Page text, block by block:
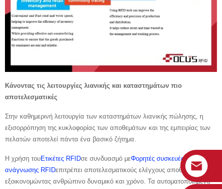
Κάνοντας τις λειτουργίες λιανικής και καταστημάτων πιο
αποτελεσματικές
Στην καθημερινή λειτουργία των καταστημάτων λιανικής πώλησης, η
εξισορρόπηση της κυκλοφορίας των αποθεμάτων και της εμπειρίας των
πελατών αποτελεί πάντα ένα βασικό ζήτημα.
Η χρήση τουΕτικέτες RFIDσε συνδυασμό μεΦορητές συσκευές
ανάγνωσης RFIDεπιτρέπει αποτελεσματικούς ελέγχους αποθεμάτων,
εξοικονομώντας ανθρώπινο δυναμικό και χρόνο. Τα αυτοματοποιημένα